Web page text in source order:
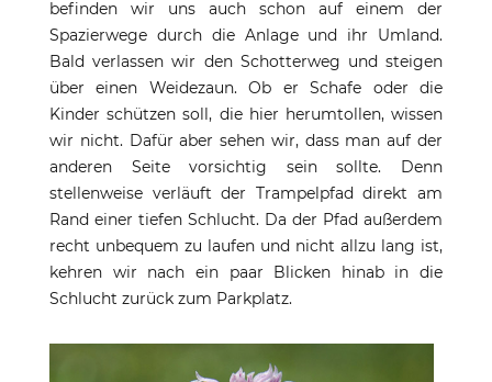
befinden wir uns auch schon auf einem der
Spazierwege durch die Anlage und ihr Umland.
Bald verlassen wir den Schotterweg und steigen
über einen Weidezaun. Ob er Schafe oder die
Kinder schützen soll, die hier herumtollen, wissen
wir nicht. Dafür aber sehen wir, dass man auf der
anderen Seite vorsichtig sein sollte. Denn
stellenweise verläuft der Trampelpfad direkt am
Rand einer tiefen Schlucht. Da der Pfad außerdem
recht unbequem zu laufen und nicht allzu lang ist,
kehren wir nach ein paar Blicken hinab in die
Schlucht zurück zum Parkplatz.